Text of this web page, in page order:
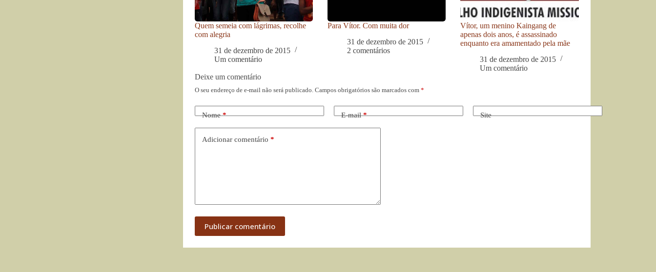
Quem semeia com lágrimas, recolhe
com alegria
31 de dezembro de 2015
Um comentário
Para Vítor. Com muita dor
31 de dezembro de 2015
2 comentários
Vítor, um menino Kaingang de
apenas dois anos, é assassinado
enquanto era amamentado pela mãe
31 de dezembro de 2015
Um comentário
Deixe um comentário
O seu endereço de e-mail não será publicado. Campos obrigatórios são marcados com *
Nome* E-mail* Site
Adicionar comentário *
Publicar comentário